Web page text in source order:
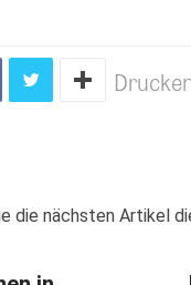
die nächsten Artikel